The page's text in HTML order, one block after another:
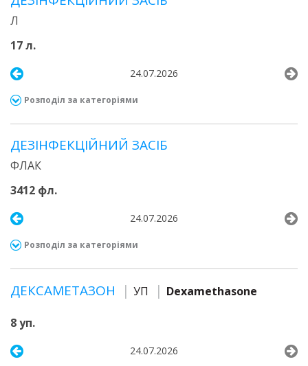
Л
17 л.
24.07.2026
Розподіл за категоріями
ДЕЗІНФЕКЦІЙНИЙ ЗАСІБ
ФЛАК
3412 фл.
24.07.2026
Розподіл за категоріями
ДЕКСАМЕТАЗОН УП Dexamethasone
8 уп.
24.07.2026